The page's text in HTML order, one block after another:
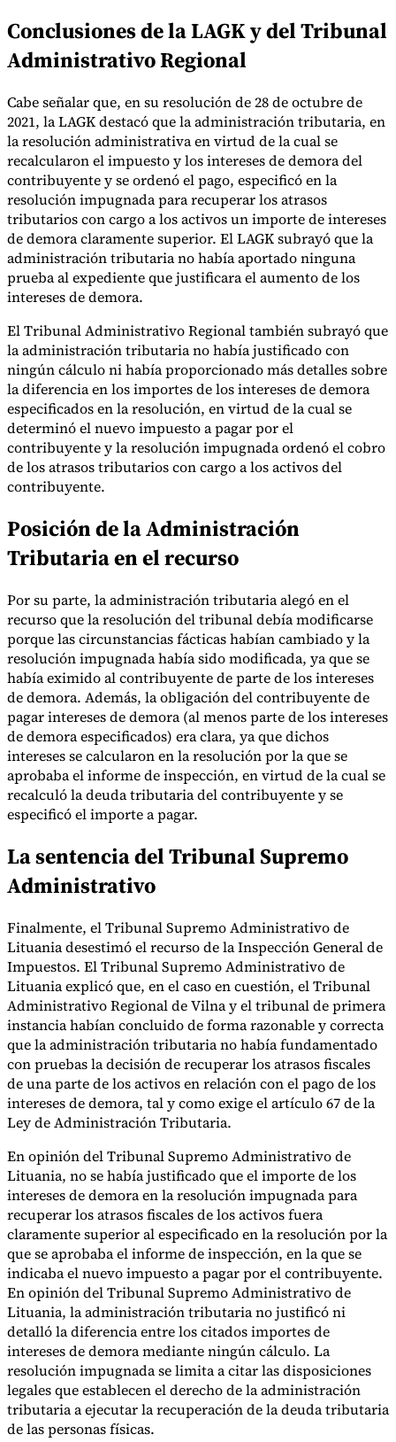
Expertos
Nuestros autoresConviértase en colaboradorElija un experto
Conclusiones de la LAGK y del Tribunal
Administrativo Regional
Cabe señalar que, en su resolución de 28 de octubre de
2021, la LAGK destacó que la administración tributaria, en
la resolución administrativa en virtud de la cual se
recalcularon el impuesto y los intereses de demora del
contribuyente y se ordenó el pago, especificó en la
resolución impugnada para recuperar los atrasos
tributarios con cargo a los activos un importe de intereses
de demora claramente superior. El LAGK subrayó que la
administración tributaria no había aportado ninguna
prueba al expediente que justificara el aumento de los
intereses de demora.
El Tribunal Administrativo Regional también subrayó que
la administración tributaria no había justificado con
ningún cálculo ni había proporcionado más detalles sobre
la diferencia en los importes de los intereses de demora
especificados en la resolución, en virtud de la cual se
determinó el nuevo impuesto a pagar por el
contribuyente y la resolución impugnada ordenó el cobro
de los atrasos tributarios con cargo a los activos del
contribuyente.
Posición de la Administración
Tributaria en el recurso
Por su parte, la administración tributaria alegó en el
recurso que la resolución del tribunal debía modificarse
porque las circunstancias fácticas habían cambiado y la
resolución impugnada había sido modificada, ya que se
había eximido al contribuyente de parte de los intereses
de demora. Además, la obligación del contribuyente de
pagar intereses de demora (al menos parte de los intereses
de demora especificados) era clara, ya que dichos
intereses se calcularon en la resolución por la que se
aprobaba el informe de inspección, en virtud de la cual se
recalculó la deuda tributaria del contribuyente y se
especificó el importe a pagar.
La sentencia del Tribunal Supremo
Administrativo
Finalmente, el Tribunal Supremo Administrativo de
Lituania desestimó el recurso de la Inspección General de
Impuestos. El Tribunal Supremo Administrativo de
Lituania explicó que, en el caso en cuestión, el Tribunal
Administrativo Regional de Vilna y el tribunal de primera
instancia habían concluido de forma razonable y correcta
que la administración tributaria no había fundamentado
con pruebas la decisión de recuperar los atrasos fiscales
de una parte de los activos en relación con el pago de los
intereses de demora, tal y como exige el artículo 67 de la
Ley de Administración Tributaria.
En opinión del Tribunal Supremo Administrativo de
Lituania, no se había justificado que el importe de los
intereses de demora en la resolución impugnada para
recuperar los atrasos fiscales de los activos fuera
claramente superior al especificado en la resolución por la
que se aprobaba el informe de inspección, en la que se
indicaba el nuevo impuesto a pagar por el contribuyente.
En opinión del Tribunal Supremo Administrativo de
Lituania, la administración tributaria no justificó ni
detalló la diferencia entre los citados importes de
intereses de demora mediante ningún cálculo. La
resolución impugnada se limita a citar las disposiciones
legales que establecen el derecho de la administración
tributaria a ejecutar la recuperación de la deuda tributaria
de las personas físicas.